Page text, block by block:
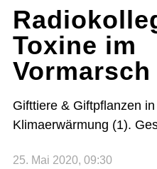
Toxine im
Vormarsch
Gifttiere & Giftpflanzen
Klimaerwärmung (1).
25. Mai 2020, 09:30